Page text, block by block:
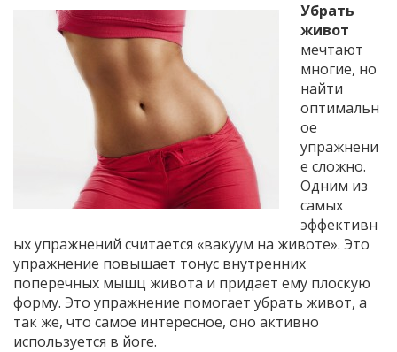
Убрать
живот
мечтают
многие, но
найти
оптимальн
ое
упражнени
е сложно.
Одним из
самых
эффективн
ых упражнений считается «вакуум на животе». Это
упражнение повышает тонус внутренних
поперечных мышц живота и придает ему плоскую
форму. Это упражнение помогает убрать живот, а
так же, что самое интересное, оно активно
используется в йоге.